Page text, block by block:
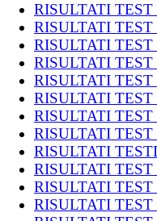
RISULTATI
RISULTATI
RISULTATI
RISULTATI
RISULTATI
RISULTATI
RISULTATI
RISULTATI
RISULTATI
RISULTATI
RISULTATI
RISULTATI